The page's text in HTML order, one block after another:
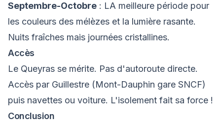
Septembre-Octobre : LA meilleure période pour
les couleurs des mélèzes et la lumière rasante.
Nuits fraîches mais journées cristallines.
Accès
Le Queyras se mérite. Pas d'autoroute directe.
Accès par Guillestre (Mont-Dauphin gare SNCF)
puis navettes ou voiture. L'isolement fait sa force !
Conclusion